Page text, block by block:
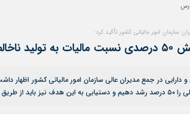
سازمان امور مالیاتی کشور تأکید کرد:
هستیم
و دارایی در جمع مدیران عالی سازمان امور مالیاتی کشور
عادلانه" تحقق یابد.